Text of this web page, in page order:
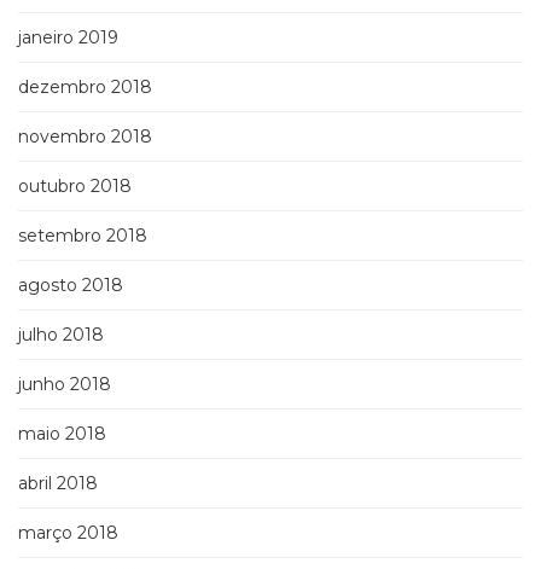
janeiro 2019
dezembro 2018
novembro 2018
outubro 2018
setembro 2018
agosto 2018
julho 2018
junho 2018
maio 2018
abril 2018
março 2018